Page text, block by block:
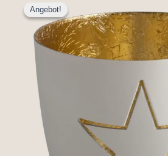
Angebot!
Angebot!
Preis
war:
12,95 €
ist:
9,95 €.